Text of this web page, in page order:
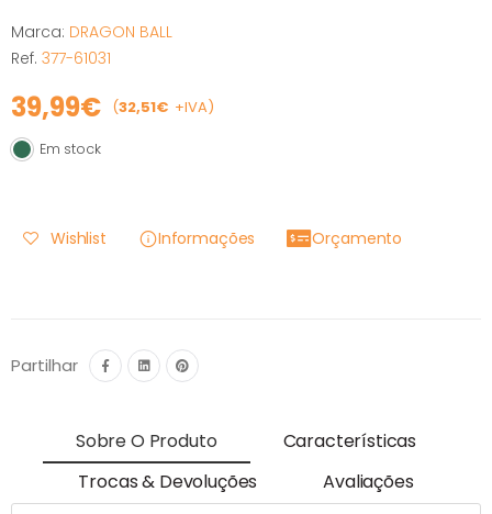
Marca: DRAGON BALL
Ref. 377-61031
39,99€ (32,51€ +IVA)
Em stock
Em stock
Wishlist Informações Orçamento
Partilhar
Sobre O Produto
Características
Trocas & Devoluções
Avaliações